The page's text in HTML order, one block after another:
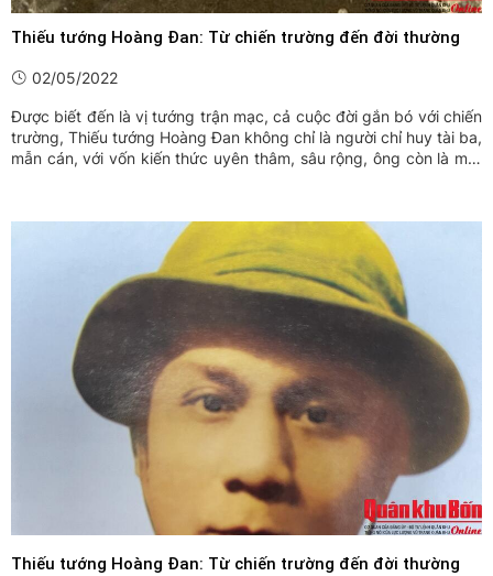
Thiếu tướng Hoàng Đan: Từ chiến trường đến đời thường
02/05/2022
Được biết đến là vị tướng trận mạc, cả cuộc đời gắn bó với chiến
trường, Thiếu tướng Hoàng Đan không chỉ là người chỉ huy tài ba,
mẫn cán, với vốn kiến thức uyên thâm, sâu rộng, ông còn là một
Thiếu tướng Hoàng Đan: Từ chiến trường đến đời thường